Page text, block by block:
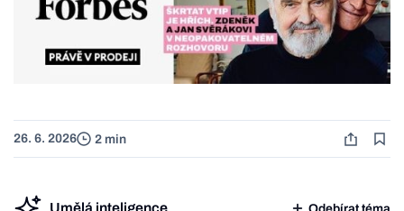
26. 6. 2026 2 min